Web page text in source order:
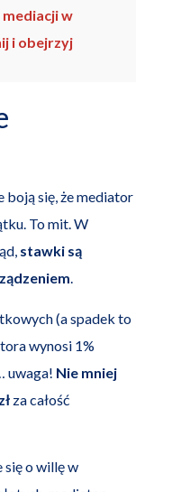
w
i obejrzyj
boją się, że mediator
To mit. W
stawki są
.
(a spadek to
wynosi 1%
uwaga! Nie mniej
za całość
się o willę w